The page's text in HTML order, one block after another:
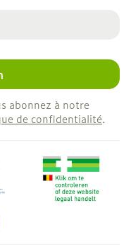
abonnez à notre
de confidentialité.